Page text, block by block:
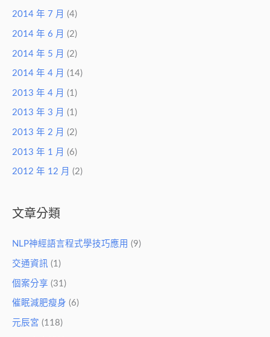
2014 年 7 月 (4)
2014 年 6 月 (2)
2014 年 5 月 (2)
2014 年 4 月 (14)
2013 年 4 月 (1)
2013 年 3 月 (1)
2013 年 2 月 (2)
2013 年 1 月 (6)
2012 年 12 月 (2)
文章分類
NLP神經語言程式學技巧應用 (9)
交通資訊 (1)
個案分享 (31)
催眠減肥瘦身 (6)
元辰宮 (118)